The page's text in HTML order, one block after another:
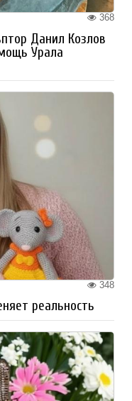
368
Данил Козлов
Урала
348
реальность